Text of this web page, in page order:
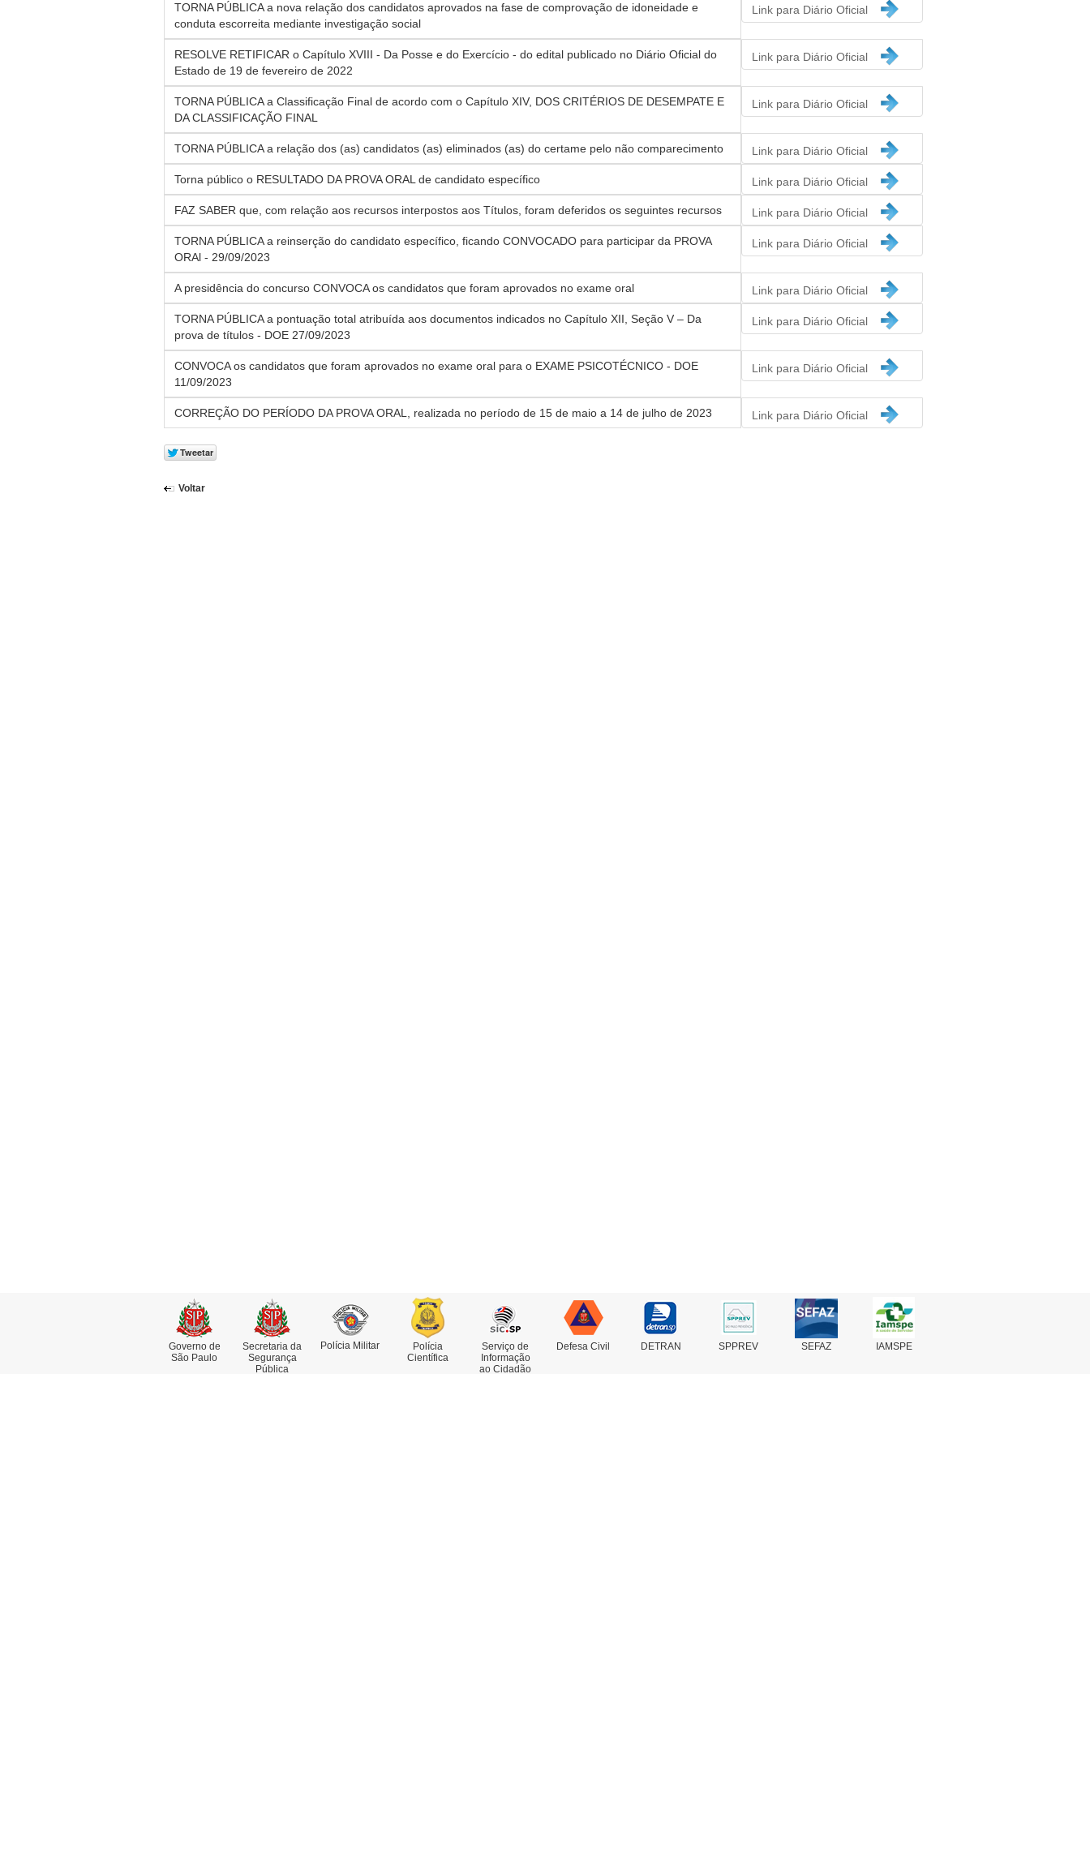
TORNA PÚBLICA a nova relação dos candidatos aprovados na fase de comprovação de idoneidade e
conduta escorreita mediante investigação social
Link para Diário Oficial
RESOLVE RETIFICAR o Capítulo XVIII - Da Posse e do Exercício - do edital publicado no Diário Oficial do
Estado de 19 de fevereiro de 2022
Link para Diário Oficial
TORNA PÚBLICA a Classificação Final de acordo com o Capítulo XIV, DOS CRITÉRIOS DE DESEMPATE E
DA CLASSIFICAÇÃO FINAL
Link para Diário Oficial
TORNA PÚBLICA a relação dos (as) candidatos (as) eliminados (as) do certame pelo não comparecimento Link para Diário Oficial
Torna público o RESULTADO DA PROVA ORAL de candidato específico Link para Diário Oficial
FAZ SABER que, com relação aos recursos interpostos aos Títulos, foram deferidos os seguintes recursos Link para Diário Oficial
TORNA PÚBLICA a reinserção do candidato específico, ficando CONVOCADO para participar da PROVA
ORAl - 29/09/2023
Link para Diário Oficial
A presidência do concurso CONVOCA os candidatos que foram aprovados no exame oral Link para Diário Oficial
TORNA PÚBLICA a pontuação total atribuída aos documentos indicados no Capítulo XII, Seção V – Da
prova de títulos - DOE 27/09/2023
Link para Diário Oficial
CONVOCA os candidatos que foram aprovados no exame oral para o EXAME PSICOTÉCNICO - DOE
11/09/2023
Link para Diário Oficial
CORREÇÃO DO PERÍODO DA PROVA ORAL, realizada no período de 15 de maio a 14 de julho de 2023 Link para Diário Oficial
Voltar
Governo de
São Paulo
Secretaria da
Segurança
Pública
Polícia Militar
Polícia
Científica
Serviço de
Informação
ao Cidadão
Defesa Civil DETRAN SPPREV SEFAZ IAMSPE